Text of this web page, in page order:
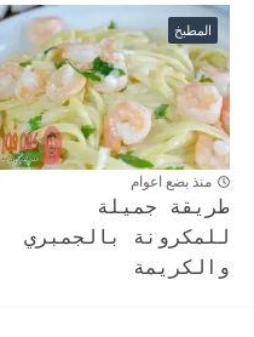
المطبخ
منذ بضع اعوام
طريقة جميلة
للمكرونة بالجمبري
والكريمة